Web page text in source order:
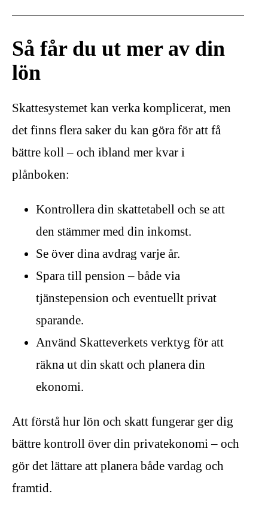
Så får du ut mer av din
lön
Skattesystemet kan verka komplicerat, men
det finns flera saker du kan göra för att få
bättre koll – och ibland mer kvar i
plånboken:
Kontrollera din skattetabell och se att
den stämmer med din inkomst.
Se över dina avdrag varje år.
Spara till pension – både via
tjänstepension och eventuellt privat
sparande.
Använd Skatteverkets verktyg för att
räkna ut din skatt och planera din
ekonomi.
Att förstå hur lön och skatt fungerar ger dig
bättre kontroll över din privatekonomi – och
gör det lättare att planera både vardag och
framtid.